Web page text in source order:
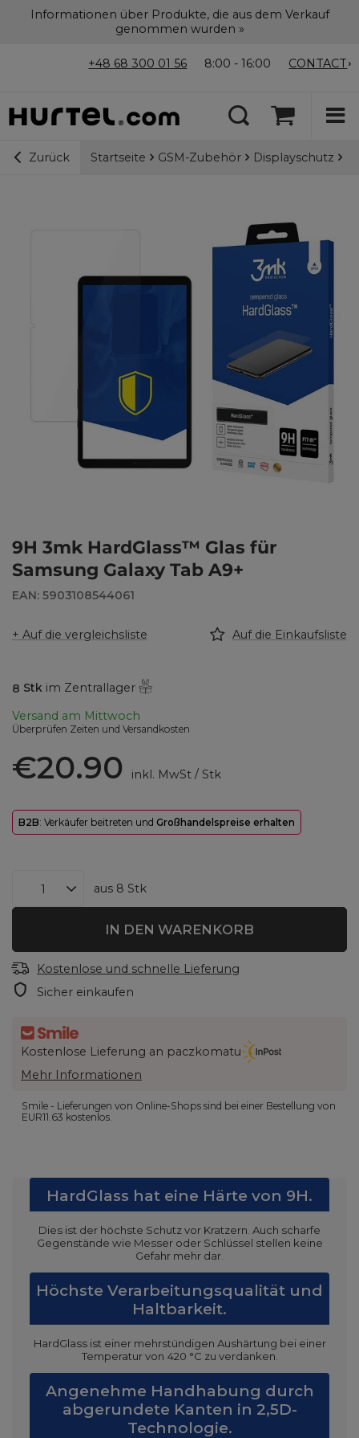
Informationen über Produkte, die aus dem Verkauf
genommen wurden »
+48 68 300 01 56 8:00 - 16:00 CONTACT
Zurück Startseite GSM-Zubehör Displayschutz
9H 3mk HardGlass™ Glas für
Samsung Galaxy Tab A9+
EAN: 5903108544061
+ Auf die vergleichsliste Auf die Einkaufsliste
8 Stk im Zentrallager
Versand am Mittwoch
Überprüfen Zeiten und Versandkosten
€20.90 inkl. MwSt/ Stk
B2B: Verkäufer beitreten und Großhandelspreise erhalten
aus 8 Stk
IN DEN WARENKORB
Kostenlose und schnelle Lieferung
Sicher einkaufen
Kostenlose Lieferung an paczkomatu
Mehr Informationen
Smile - Lieferungen von Online-Shops sind bei einer Bestellung von
EUR11.63 kostenlos.
HardGlass hat eine Härte von 9H.
Dies ist der höchste Schutz vor Kratzern. Auch scharfe
Gegenstände wie Messer oder Schlüssel stellen keine
Gefahr mehr dar.
Höchste Verarbeitungsqualität und
Haltbarkeit.
HardGlass ist einer mehrstündigen Aushärtung bei einer
Temperatur von 420 °C zu verdanken.
Angenehme Handhabung durch
abgerundete Kanten in 2,5D-
Technologie.